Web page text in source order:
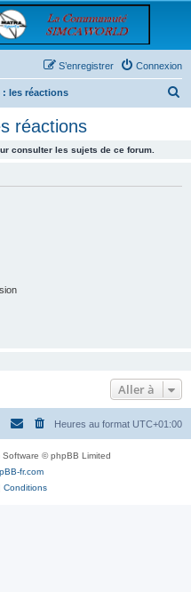
Connexion
S’enregistrer
: les réactions
réactions
consulter les sujets de ce forum.
Aller à
Heures au format UTC+01:00
Software © phpBB Limited
fr.com
Conditions